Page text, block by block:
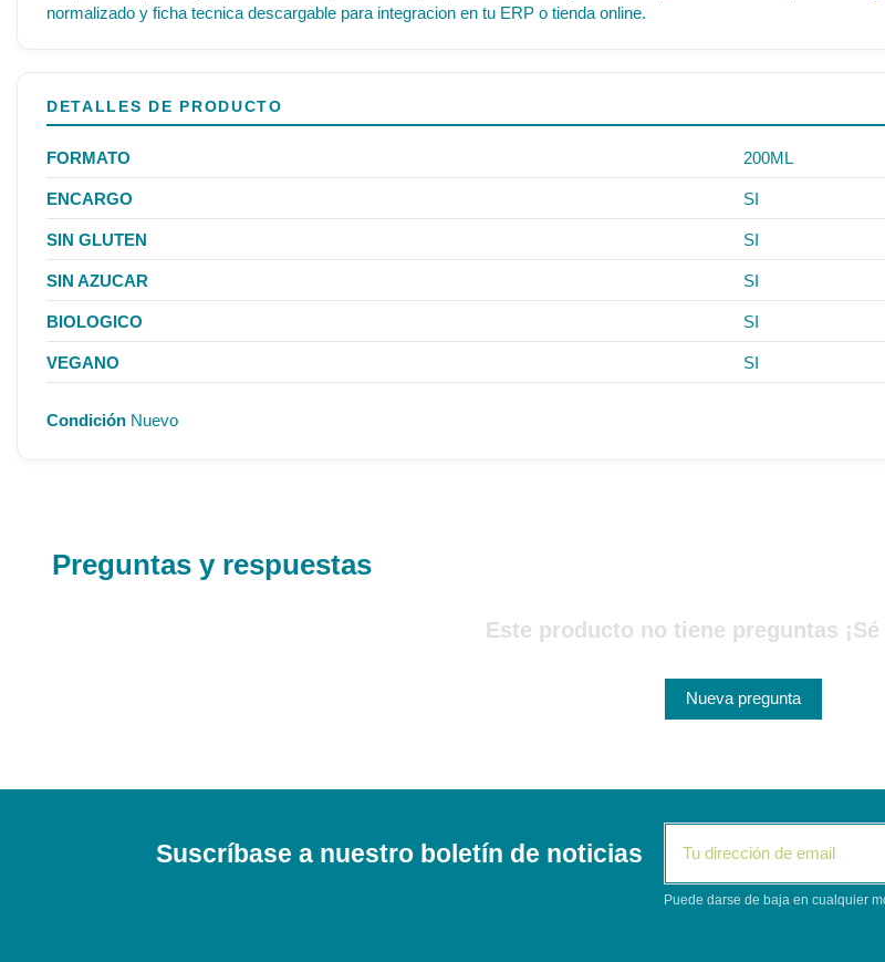
normalizado y ficha tecnica descargable para integracion en tu ERP o tienda online.
DETALLES DE PRODUCTO
FORMATO 200ML
ENCARGO SI
SIN GLUTEN SI
SIN AZUCAR SI
BIOLOGICO SI
VEGANO SI
Condición Nuevo
Preguntas y respuestas
Este producto no tiene preguntas
Nueva pregunta
Suscríbase a nuestro boletín de noticias
Puede darse de baja en cualquier